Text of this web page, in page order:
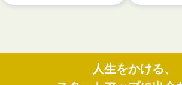
人生をかける、